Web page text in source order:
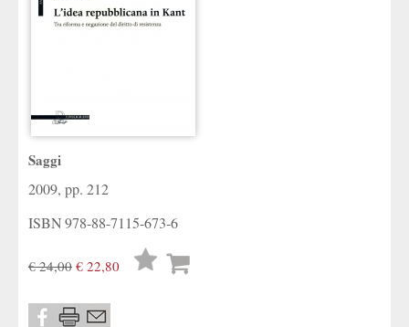
Saggi
2009, pp. 212
ISBN978-88-7115-673-6
€ 24,00 € 22,80
Lista